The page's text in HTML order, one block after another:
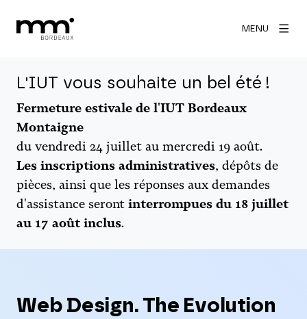
MENU
L'IUT vous souhaite un bel été !
Fermeture estivale de l'IUT Bordeaux
Montaigne
du vendredi 24 juillet au mercredi 19 août.
Les inscriptions administratives, dépôts de
pièces, ainsi que les réponses aux demandes
d'assistance seront interrompues du 18 juillet
au 17 août inclus.
Web Design. The Evolution